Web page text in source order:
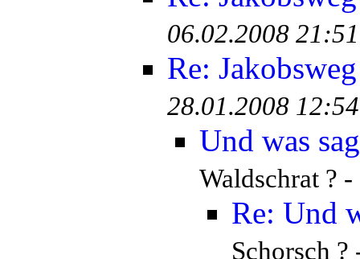
06.02.2008 21:51
Re:
28.01.2008 12:54
Und was
Waldschrat ? -
Re: Und
Schorsch